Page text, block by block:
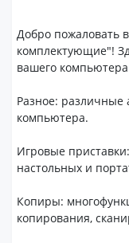
Добро пожаловать
комплектующие"!
вашего
Разное: различные
компьютера.
Игровые
настольных и
Копиры:
копирования,